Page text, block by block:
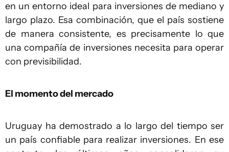
en un entorno ideal para inversiones de mediano y
largo plazo. Esa combinación, que el país sostiene
de manera consistente, es precisamente lo que
una compañía de inversiones necesita para operar
con previsibilidad.
El momento del mercado
Uruguay ha demostrado a lo largo del tiempo ser
un país confiable para realizar inversiones. En ese